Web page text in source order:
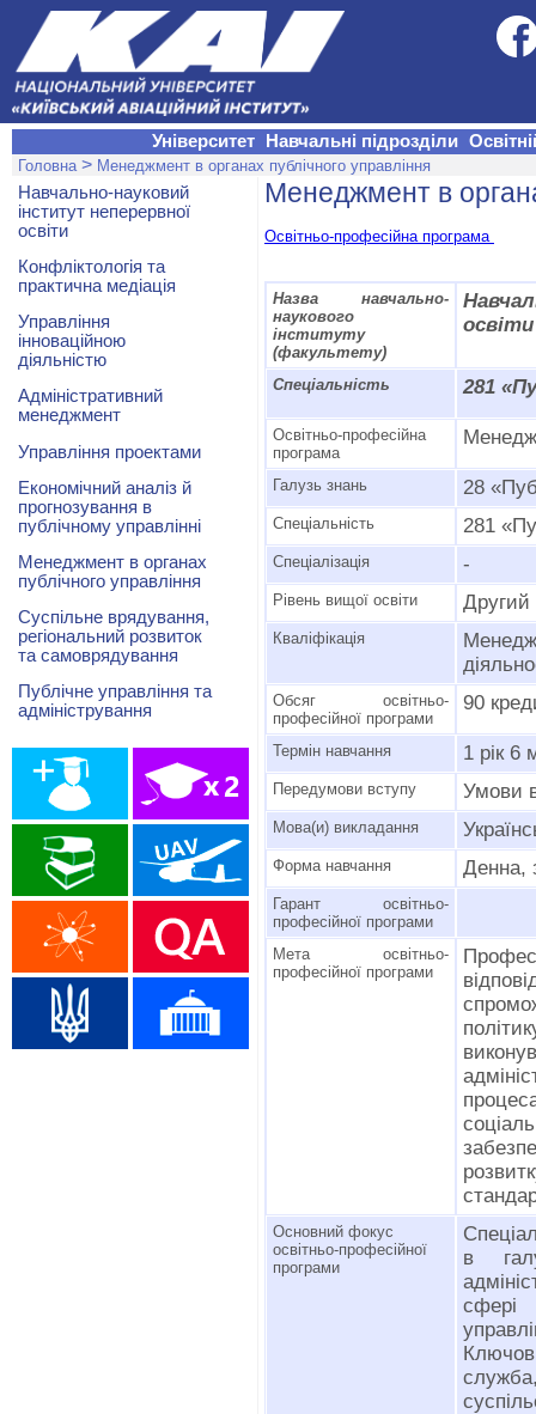
Університет Навчальні підрозділи
Головна > Менеджмент в органах публічного управління
Менеджмент в
Освітньо-професійна програма
Назва навчально-
наукового
інституту
(факультету)
освіти
Спеціальність 281
Освітньо-професійна
програма
Галузь знань 28
Спеціальність 281
Спеціалізація -
Рівень вищої освіти Другий
Кваліфікація
Обсяг освітньо-
професійної програми
90
Термін навчання 1 рік 6
Передумови вступу Умови
Мова(и) викладання
Форма навчання Денна,
Гарант освітньо-
професійної програми
Мета освітньо-
професійної програми
Основний фокус
освітньо-професійної
програми
в
сфері
Навчально-науковий
інститут неперервної
освіти
Конфліктологія та
практична медіація
Управління
інноваційною
діяльністю
Адміністративний
менеджмент
Управління проектами
Економічний аналіз й
прогнозування в
публічному управлінні
Менеджмент в органах
публічного управління
Суспільне врядування,
регіональний розвиток
та самоврядування
Публічне управління та
адміністрування